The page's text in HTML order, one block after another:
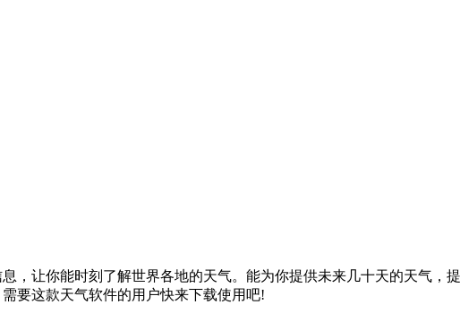
让你能时刻了解世界各地的天气。能为你提供未来几十天的天气，
要这款天气软件的用户快来下载使用吧!